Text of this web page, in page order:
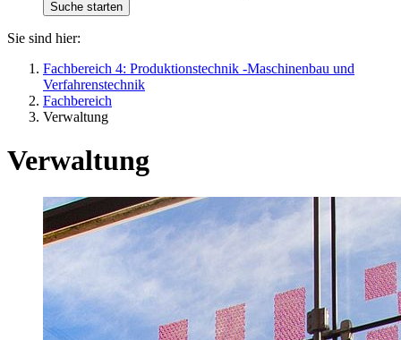
Sie sind hier:
Fachbereich 4: Produktionstechnik -Maschinenbau und
Verfahrenstechnik
Fachbereich
Verwaltung
Verwaltung